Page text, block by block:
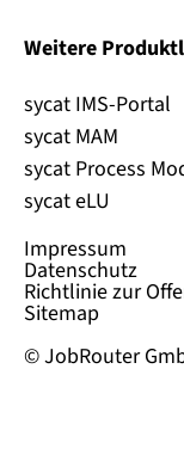
Weitere
sycat IMS-Portal
sycat MAM
sycat Process
sycat eLU
Impressum
Datenschutz
Richtlinie zur
Sitemap
© JobRouter